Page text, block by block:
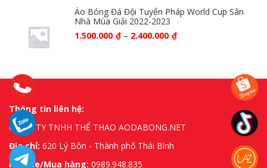
Áo Bóng Đá Đội Tuyển Pháp World Cup Sân
Nhà Mùa Giải 2022-2023
1.500.000 ₫ – 2.400.000 ₫
Thông tin liên hệ:
CÔNG TY TNHH THỂ THAO AODABONG.NET
Địa chỉ: 620 Lý Bôn - Thành phố Thái Bình
Hotline/Mua hàng: 0989.948.835